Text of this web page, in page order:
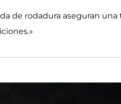
de rodadura aseguran